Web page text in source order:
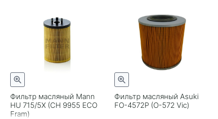
Фильтр масляный Mann
HU 715/5X (CH 9955 ECO
Fram)
Фильтр масляный Asuki
FO-4572P (O-572 Vic)